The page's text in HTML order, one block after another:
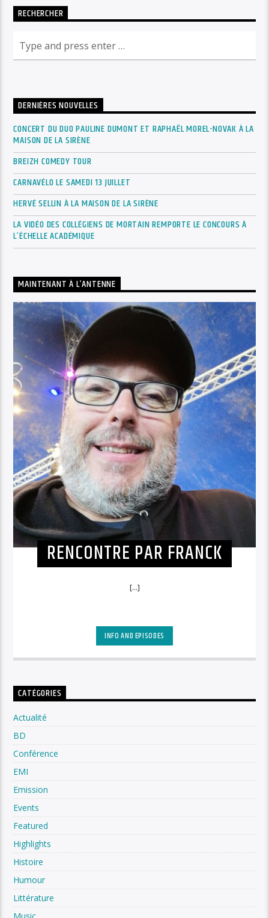
RECHERCHER
DERNIÈRES NOUVELLES
CONCERT DU DUO PAULINE DUMONT ET RAPHAËL MOREL-NOVAK À LA
MAISON DE LA SIRÈNE
BREIZH COMEDY TOUR
CARNAVÉLO LE SAMEDI 13 JUILLET
HERVÉ SELLIN À LA MAISON DE LA SIRÈNE
LA VIDÉO DES COLLÉGIENS DE MORTAIN REMPORTE LE CONCOURS À
L’ÉCHELLE ACADÉMIQUE
MAINTENANT À L’ANTENNE
RENCONTRE PAR FRANCK
[...]
INFO AND EPISODES
CATÉGORIES
Actualité
BD
Conférence
EMI
Emission
Events
Featured
Highlights
Histoire
Humour
Littérature